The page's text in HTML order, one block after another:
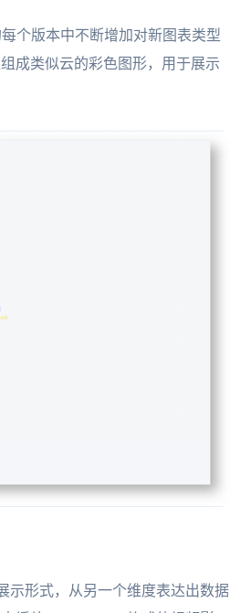
个版本中不断增加对新图表类型
成类似云的彩色图形，用于展示
示形式，从另一个维度表达出数据